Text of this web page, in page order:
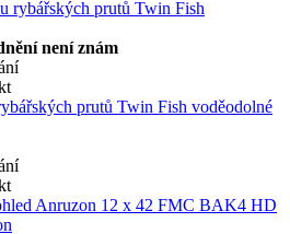
není znám
prutů Twin Fish voděodolné